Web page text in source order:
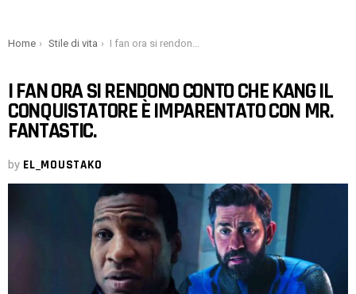
You are here:
Home Stile di vita I fan ora si rendono conto che Kang il Conquistatore è imparentato con Mr. Fantastic.
I FAN ORA SI RENDONO CONTO CHE KANG IL
CONQUISTATORE È IMPARENTATO CON MR.
FANTASTIC.
by EL_MOUSTAKO